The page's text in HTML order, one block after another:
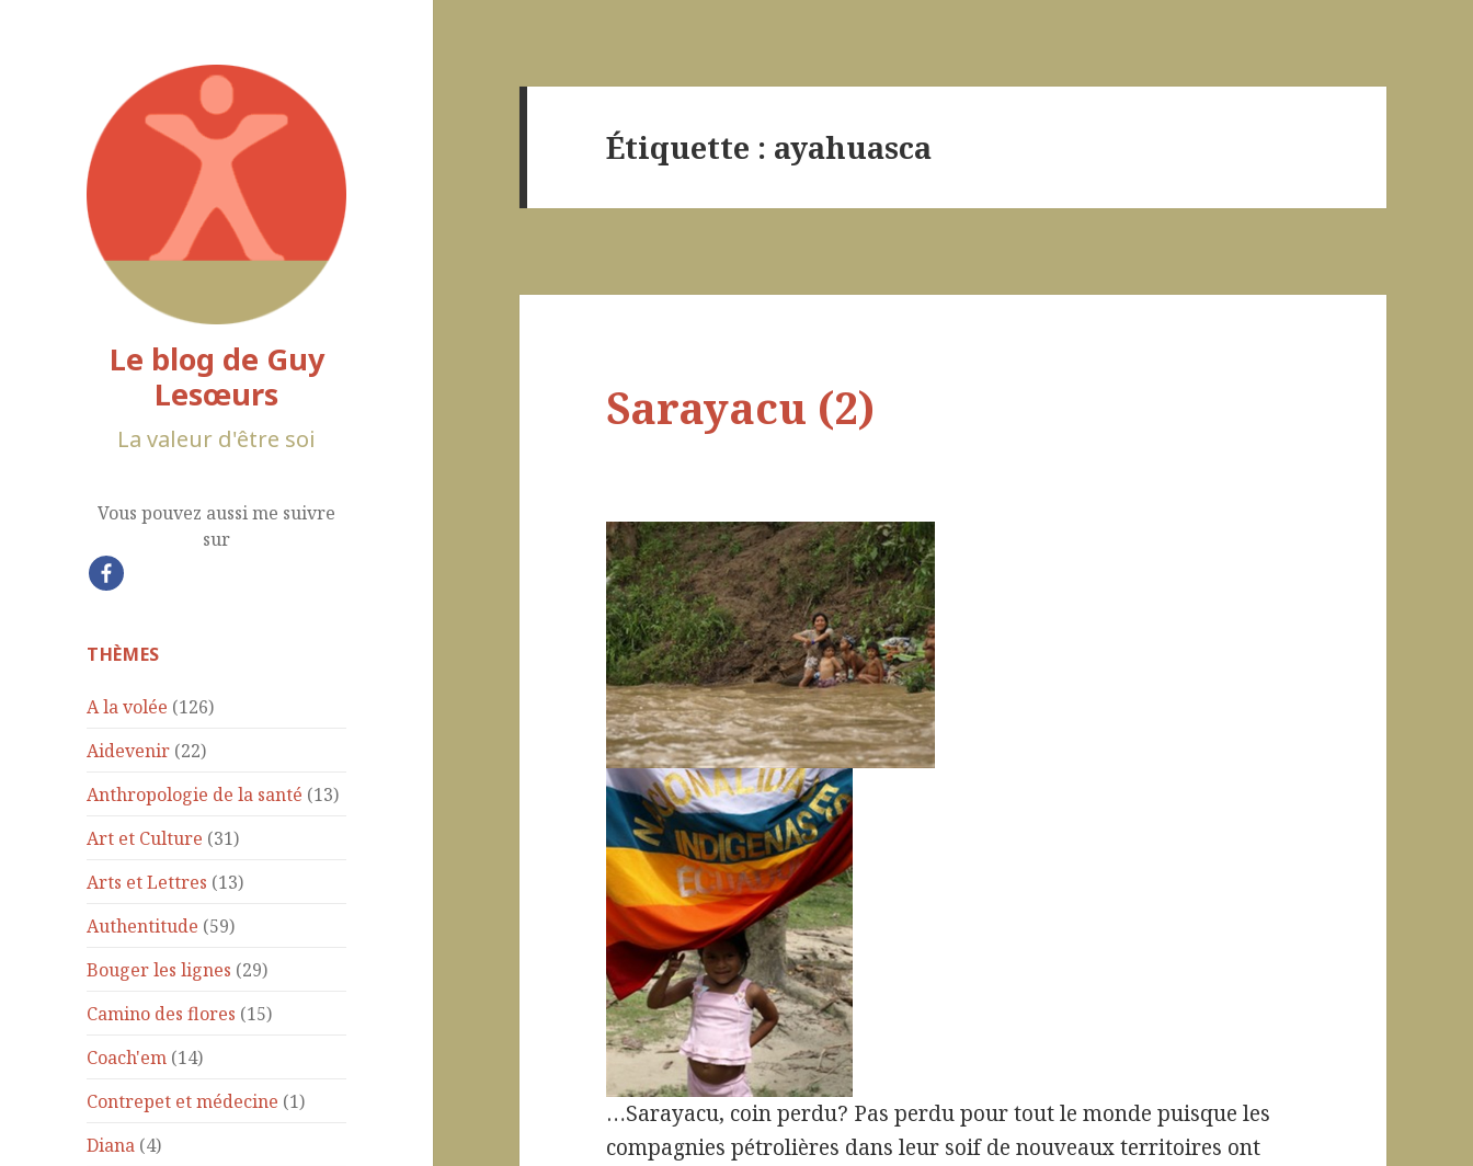
Le blog de Guy
Lesœurs
La valeur d'être soi
Vous pouvez aussi me suivre
sur
THÈMES
A la volée (126)
Aidevenir (22)
Anthropologie de la santé (13)
Art et Culture (31)
Arts et Lettres (13)
Authentitude (59)
Bouger les lignes (29)
Camino des flores (15)
Coach'em (14)
Contrepet et médecine (1)
Diana (4)
Étiquette : ayahuasca
Sarayacu (2)
…Sarayacu, coin perdu? Pas perdu pour tout le monde puisque les
compagnies pétrolières dans leur soif de nouveaux territoires ont